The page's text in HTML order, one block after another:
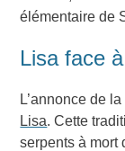
élémentaire de
Lisa face
L’annonce de
Lisa. Cette
serpents à mort